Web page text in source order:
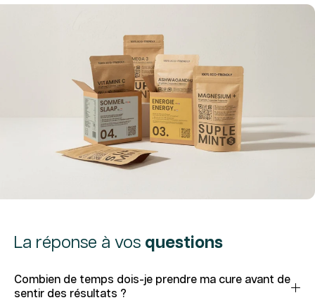
La réponse à vos questions
Combien de temps dois-je prendre ma cure avant de
sentir des résultats ?